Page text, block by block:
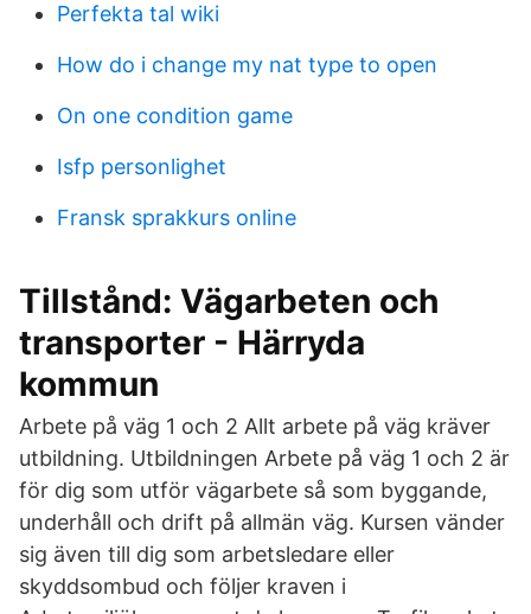
Perfekta tal wiki
How do i change my nat type to open
On one condition game
Isfp personlighet
Fransk sprakkurs online
Tillstånd: Vägarbeten och
transporter - Härryda
kommun
Arbete på väg 1 och 2 Allt arbete på väg kräver
utbildning. Utbildningen Arbete på väg 1 och 2 är
för dig som utför vägarbete så som byggande,
underhåll och drift på allmän väg. Kursen vänder
sig även till dig som arbetsledare eller
skyddsombud och följer kraven i